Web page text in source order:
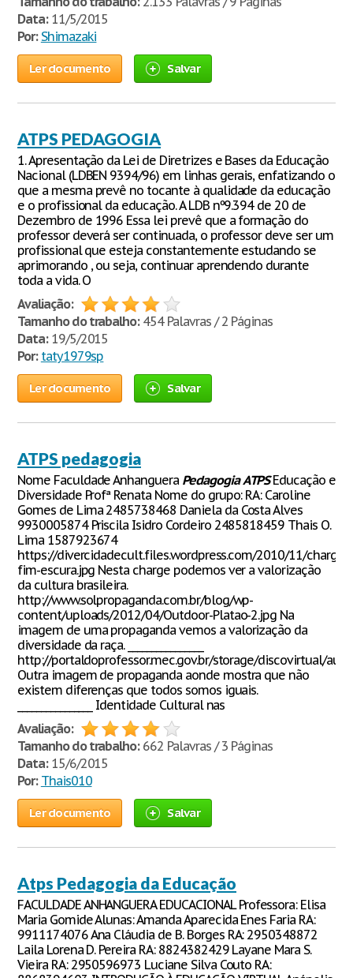
Data:11/5/2015
Por: Shimazaki
Ler documento Salvar
ATPS PEDAGOGIA
1. Apresentação da Lei de Diretrizes e Bases da Educação
Nacional (LDBEN 9394/96) em linhas gerais, enfatizando o
que a mesma prevê no tocante à qualidade da educação
e o profissional da educação. A LDB nº9.394 de 20 de
Dezembro de 1996 Essa lei prevê que a formação do
professor deverá ser continuada, o professor deve ser um
profissional que esteja constantemente estudando se
aprimorando , ou seja, continuar aprendendo durante
toda a vida. O
Avaliação:
Tamanho do trabalho:454 Palavras / 2 Páginas
Data:19/5/2015
Por: taty1979sp
Ler documento Salvar
ATPS pedagogia
Nome Faculdade Anhanguera Pedagogia ATPSEducação e
Diversidade Profª Renata Nome do grupo: RA: Caroline
Gomes de Lima 2485738468 Daniela da Costa Alves
9930005874 Priscila Isidro Cordeiro 2485818459 Thais O.
Lima 1587923674
https://divercidadecult.files.wordpress.com/2010/11/charge-
fim-escura.jpg Nesta charge podemos ver a valorização
da cultura brasileira.
http://www.solpropaganda.com.br/blog/wp-
content/uploads/2012/04/Outdoor-Platao-2.jpg Na
imagem de uma propaganda vemos a valorização da
diversidade da raça. ________________
http://portaldoprofessor.mec.gov.br/storage/discovirtual/
Outra imagem de propaganda aonde mostra que não
existem diferenças que todos somos iguais.
________________ Identidade Cultural nas
Avaliação:
Tamanho do trabalho:662 Palavras / 3 Páginas
Data:15/6/2015
Por: Thais010
Ler documento Salvar
Atps Pedagogia da Educação
FACULDADE ANHANGUERA EDUCACIONAL Professora: Elisa
Maria Gomide Alunas: Amanda Aparecida Enes Faria RA:
9911174076 Ana Cláudia de B. Borges RA: 2950348872
Laila Lorena D. Pereira RA: 8824382429 Layane Mara S.
Vieira RA: 2950596973 Luciane Silva Couto RA: